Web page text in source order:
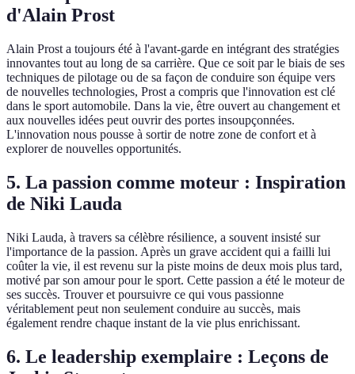
d'Alain Prost
Alain Prost a toujours été à l'avant-garde en intégrant des stratégies
innovantes tout au long de sa carrière. Que ce soit par le biais de ses
techniques de pilotage ou de sa façon de conduire son équipe vers
de nouvelles technologies, Prost a compris que l'innovation est clé
dans le sport automobile. Dans la vie, être ouvert au changement et
aux nouvelles idées peut ouvrir des portes insoupçonnées.
L'innovation nous pousse à sortir de notre zone de confort et à
explorer de nouvelles opportunités.
5. La passion comme moteur : Inspiration
de Niki Lauda
Niki Lauda, à travers sa célèbre résilience, a souvent insisté sur
l'importance de la passion. Après un grave accident qui a failli lui
coûter la vie, il est revenu sur la piste moins de deux mois plus tard,
motivé par son amour pour le sport. Cette passion a été le moteur de
ses succès. Trouver et poursuivre ce qui vous passionne
véritablement peut non seulement conduire au succès, mais
également rendre chaque instant de la vie plus enrichissant.
6. Le leadership exemplaire : Leçons de